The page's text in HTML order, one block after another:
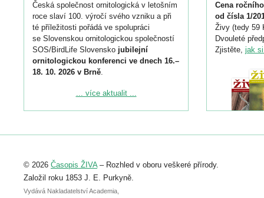
Česká společnost ornitologická v letošním
roce slaví 100. výročí svého vzniku a při
té příležitosti pořádá ve spolupráci
se Slovenskou ornitologickou společností
SOS/BirdLife Slovensko jubilejní
ornitologickou konferenci ve dnech 16.–
18. 10. 2026 v Brně.
Podrobnější informace ke konferenci
Registrovat se můžete do 6. září.
abstraktu přihlášené přednášky nebo
posteru je už 30. června.
... více aktualit ...
Cena
od čísla 1/
Živy (tedy 59
Dvouleté
Zjistěte, jak
© 2026 Časopis ŽIVA– Rozhled v oboru veškeré přírody.
Založil roku 1853 J. E. Purkyně.
Vydává Nakladatelství Academia,